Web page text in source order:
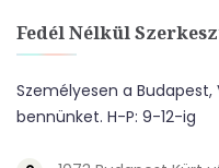
Fedél Nélkül
Személyesen a Budapest,
bennünket. H-P: 9-12-ig